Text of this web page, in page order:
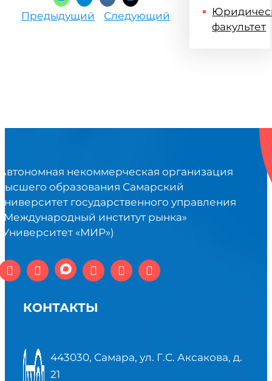
Предыдущий Следующий
факультет
некоммерческая организация
образования Самарский
государственного управления
институт рынка»
«МИР»)
КОНТАКТЫ
443030, Самара, ул. Г.С. Аксакова, д.
21